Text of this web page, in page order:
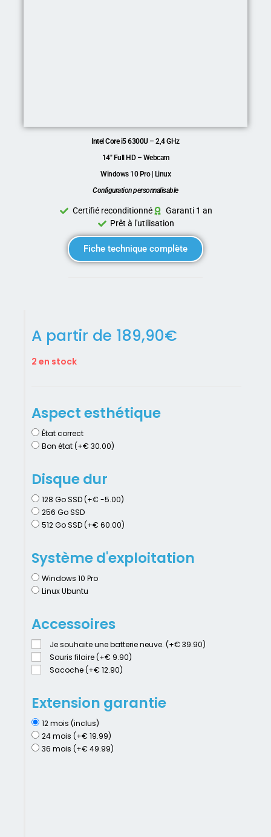
Intel Core i5 6300U– 2,4 GHz
14″ Full HD – Webcam
Windows 10 Pro | Linux
Configuration personnalisable
Certifié reconditionné
Garanti 1 an
Prêt à l'utilisation
Fiche technique complète
A partir de 189,90€
2 en stock
Aspect esthétique
État correct
Bon état (+€ 30.00)
Disque dur
128 Go SSD (+€ -5.00)
256 Go SSD
512 Go SSD (+€ 60.00)
Système d'exploitation
Windows 10 Pro
Linux Ubuntu
Accessoires
Je souhaite une batterie neuve. (+€ 39.90)
Souris filaire (+€ 9.90)
Sacoche (+€ 12.90)
Extension garantie
12 mois (inclus)
24 mois (+€ 19.99)
36 mois (+€ 49.99)